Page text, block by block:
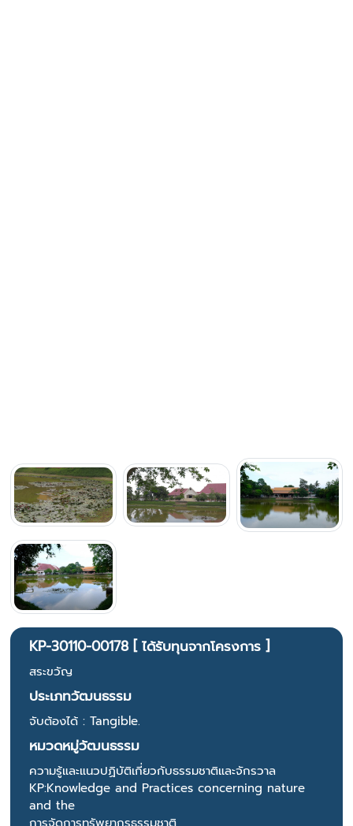
KP-30110-00178 [ ได้รับทุนจากโครงการ ]
สระขวัญ
ประเภทวัฒนธรรม
จับต้องได้ : Tangible.
หมวดหมู่วัฒนธรรม
ความรู้และแนวปฏิบัติเกี่ยวกับธรรมชาติและจักรวาล
KP:Knowledge and Practices concerning nature
and the